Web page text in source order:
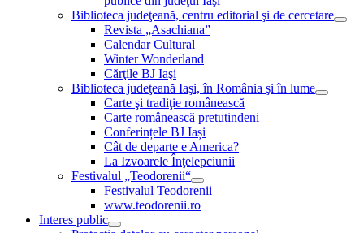
Biblioteca judeţeană, centru editorial şi de cercetare
Revista „Asachiana”
Calendar Cultural
Winter Wonderland
Cărţile BJ Iaşi
Biblioteca judeţeană Iaşi, în România şi în lume
Carte şi tradiţie românească
Carte românească pretutindeni
Conferințele BJ Iași
Cât de departe e America?
La Izvoarele Înţelepciunii
Festivalul „Teodorenii“
Festivalul Teodorenii
www.teodorenii.ro
Interes public